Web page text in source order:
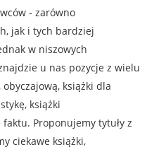
- zarówno
jak i tych bardziej
w niszowych
u nas pozycje z wielu
książki dla
książki
Proponujemy tytuły z
ciekawe książki,